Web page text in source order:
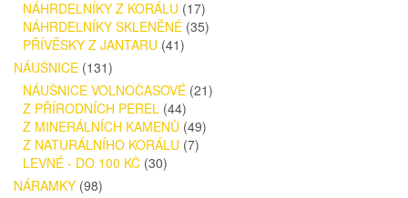
NÁHRDELNÍKY Z KORÁLU (17)
NÁHRDELNÍKY SKLENĚNÉ (35)
PŘÍVĚSKY Z JANTARU (41)
NÁUŠNICE (131)
NÁUŠNICE VOLNOČASOVÉ (21)
Z PŘÍRODNÍCH PEREL (44)
Z MINERÁLNÍCH KAMENŮ (49)
Z NATURÁLNÍHO KORÁLU (7)
LEVNÉ - DO 100 KČ (30)
NÁRAMKY (98)